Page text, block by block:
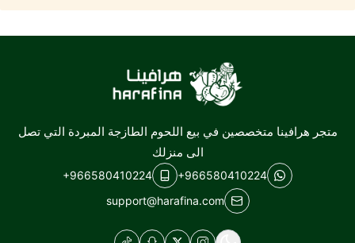
متجر هرافينا متخصصين في بيع اللحوم الطازجة المبردة التي تصل
الى منزلك
+966580410224
+966580410224
support@harafina.com